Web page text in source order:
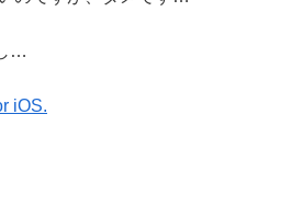
…
iOS.